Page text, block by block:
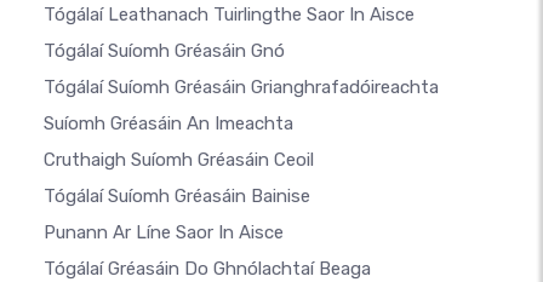
Tógálaí Leathanach Tuirlingthe Saor In Aisce
Tógálaí Suíomh Gréasáin Gnó
Tógálaí Suíomh Gréasáin Grianghrafadóireachta
Suíomh Gréasáin An Imeachta
Cruthaigh Suíomh Gréasáin Ceoil
Tógálaí Suíomh Gréasáin Bainise
Punann Ar Líne Saor In Aisce
Tógálaí Gréasáin Do Ghnólachtaí Beaga